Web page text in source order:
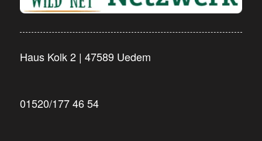
Haus Kolk 2 | 47589 Uedem
01520/177 46 54